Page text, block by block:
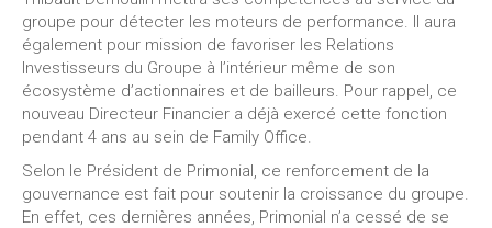
groupe pour détecter les moteurs de performance. Il aura
également pour mission de favoriser les Relations
Investisseurs du Groupe à l’intérieur même de son
écosystème d’actionnaires et de bailleurs. Pour rappel, ce
nouveau Directeur Financier a déjà exercé cette fonction
pendant 4 ans au sein de Family Office.
Selon le Président de Primonial, ce renforcement de la
gouvernance est fait pour soutenir la croissance du groupe.
En effet, ces dernières années, Primonial n’a cessé de se